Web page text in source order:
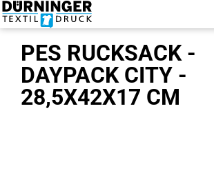
PES RUCKSACK -
DAYPACK CITY -
28,5X42X17 CM